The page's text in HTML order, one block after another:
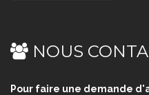
NOUS
Pour faire une demande